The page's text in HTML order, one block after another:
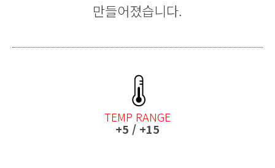
만들어졌습니다.
TEMP RANGE
+5 / +15